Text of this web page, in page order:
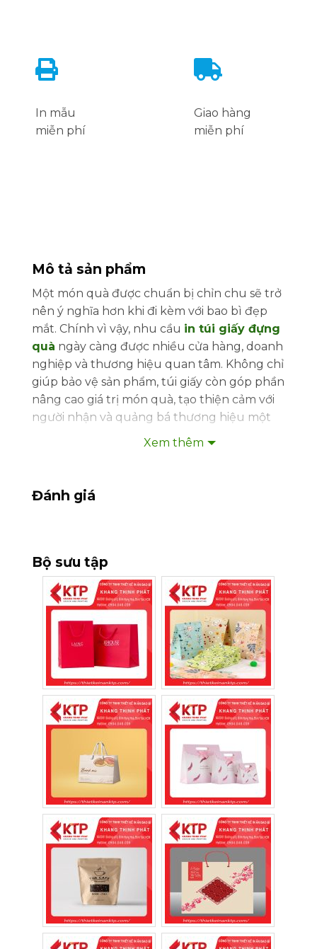
In mẫu
miễn phí
Giao hàng
miễn phí
Mô tả sản phẩm
Một món quà được chuẩn bị chỉn chu sẽ trở
nên ý nghĩa hơn khi đi kèm với bao bì đẹp
mắt. Chính vì vậy, nhu cầu in túi giấy đựng
quà ngày càng được nhiều cửa hàng, doanh
nghiệp và thương hiệu quan tâm. Không chỉ
giúp bảo vệ sản phẩm, túi giấy còn góp phần
nâng cao giá trị món quà, tạo thiện cảm với
người nhận và quảng bá thương hiệu một
phẩm, trang sức, quà lưu niệm, bánh kẹo,
công, doanh nghiệp có thể dễ dàng sở hữu
những mẫu túi mang dấu ấn riêng, phù hợp
với hình ảnh thương hiệu.
Nếu bạn đang tìm kiếm đơn vịin túi giấy
giá xưởng
với chất lượng ổn định, thiết kế
đẹp và chi phí hợp lý, Khang Thịnh Phát là
lựa chọn đáng tin cậy.
1. Túi giấy đựng quà tặng mang ý
nghĩa như thế nào?
Quà tặng không chỉ thể hiện giá trị vật chất
mà còn gửi gắm tình cảm và sự trân trọng
của người tặng. Vì vậy, một chiếc túi giấy
được thiết kế đẹp sẽ giúp món quà trở nên
tinh tế và chỉn chu hơn ngay từ cái nhìn đầu
tiên.
Đối với cá nhân, túi giấy giúp tạo ấn tượng
trong các dịp sinh nhật, lễ kỷ niệm, cưới hỏi,
Giáng sinh hay Tết. Đối với doanh nghiệp,
đây là một phần của bộ nhận diện thương
hiệu, góp phần tạo dựng hình ảnh chuyên
Xem thêm
Đánh giá
Bộ sưu tập